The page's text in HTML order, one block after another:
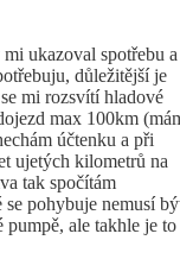
ukazoval spotřebu a
důležitější je
mi rozsvítí hladové
max 100km
účtenku a při
ujetých kilometrů na
tak spočítám
pohybuje nemusí
pumpě, ale takhle je to